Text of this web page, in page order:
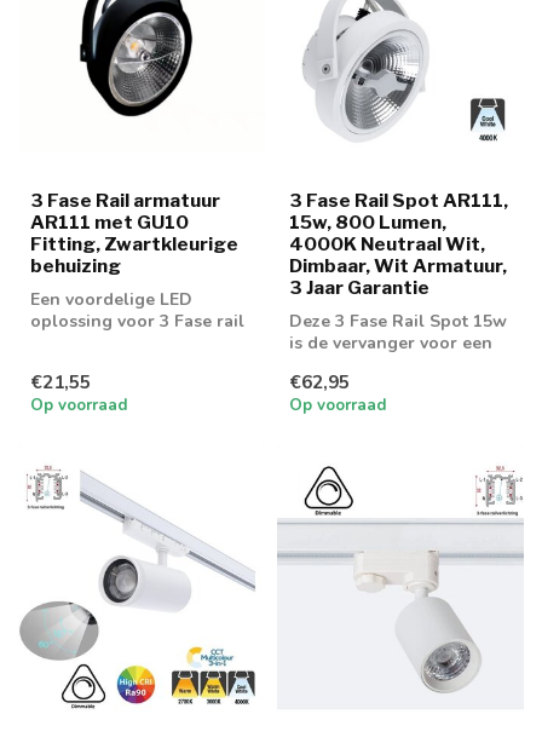
3 Fase Rail armatuur
AR111 met GU10
Fitting, Zwartkleurige
behuizing
Een voordelige LED
oplossing voor 3 Fase rail
€21,55
Op voorraad
3 Fase Rail Spot AR111,
15w, 800 Lumen,
4000K Neutraal Wit,
Dimbaar, Wit Armatuur,
3 Jaar Garantie
Deze 3 Fase Rail Spot 15w
is de vervanger voor een
€62,95
Op voorraad